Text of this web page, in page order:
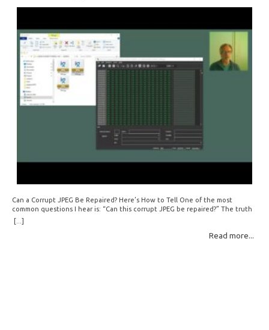
Can a Corrupt JPEG Be Repaired? Here’s How to Tell One of the most
common questions I hear is: “Can this corrupt JPEG be repaired?” The truth
is: sometimes yes, but often no. If your file is filled with meaningless data —
for example, all zeros or repeating FF bytes — there’s nothing left to…
[...]
Read more...